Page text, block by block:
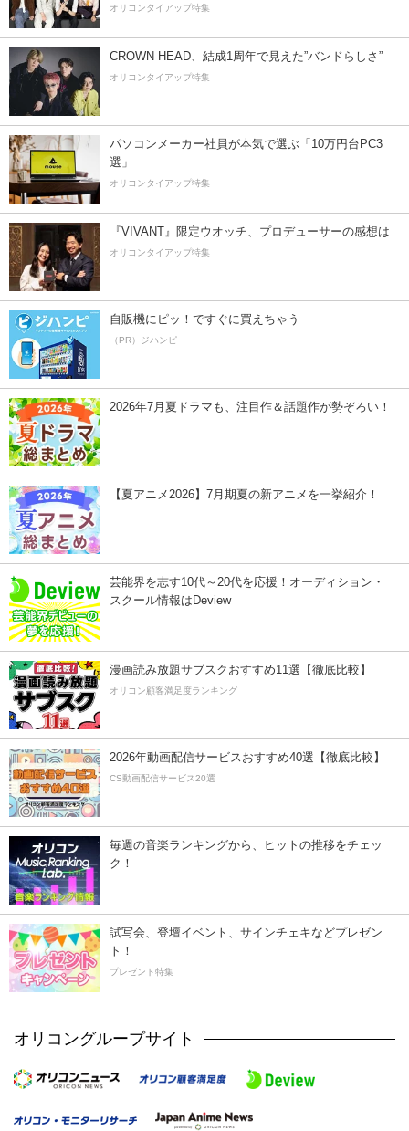
オリコンタイアップ特集
CROWN HEAD、結成1周年で見えた”バンドらしさ”
オリコンタイアップ特集
パソコンメーカー社員が本気で選ぶ「10万円台PC3
選」
オリコンタイアップ特集
『VIVANT』限定ウオッチ、プロデューサーの感想は
オリコンタイアップ特集
自販機にピッ！ですぐに買えちゃう
（PR）ジハンピ
2026年7月夏ドラマも、注目作＆話題作が勢ぞろい！
【夏アニメ2026】7月期夏の新アニメを一挙紹介！
芸能界を志す10代～20代を応援！オーディション・
スクール情報はDeview
漫画読み放題サブスクおすすめ11選【徹底比較】
オリコン顧客満足度ランキング
2026年動画配信サービスおすすめ40選【徹底比較】
CS動画配信サービス20選
毎週の音楽ランキングから、ヒットの推移をチェッ
ク！
試写会、登壇イベント、サインチェキなどプレゼン
ト！
プレゼント特集
オリコングループサイト